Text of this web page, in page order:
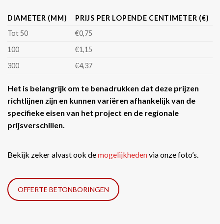
DIAMETER (MM)
PRIJS PER LOPENDE CENTIMETER (€)
Tot 50
€0,75
100
€1,15
300
€4,37
Het is belangrijk om te benadrukken dat deze prijzen
richtlijnen zijn en kunnen variëren afhankelijk van de
specifieke eisen van het project en de regionale
prijsverschillen.
Bekijk zeker alvast ook demogelijkhedenvia onze foto’s.
OFFERTE BETONBORINGEN